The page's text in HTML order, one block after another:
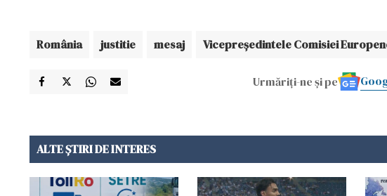
România justitie mesaj Vicepreședintele Comisiei
Urmăriți-ne și pe
ALTE ȘTIRI DE INTERES